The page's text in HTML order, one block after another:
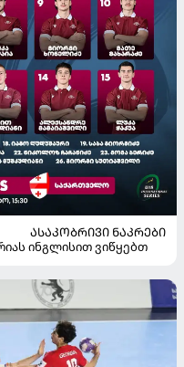
ᲐᲡᲐᲙᲝᲑᲠᲘᲕᲘ ᲜᲐᲙᲠᲔᲑᲘ
ინგლისით ვიწყებთ